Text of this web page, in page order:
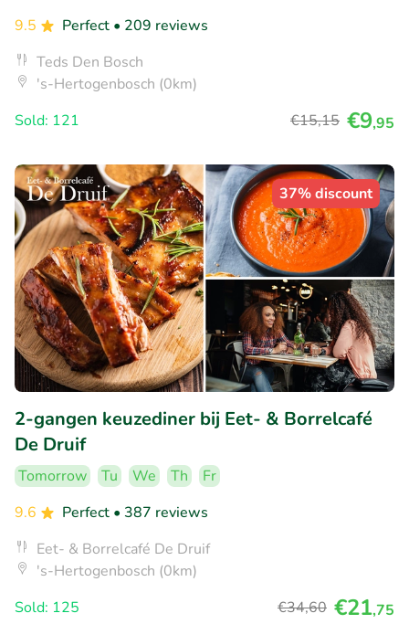
9.5
Perfect • 209 reviews
Teds Den Bosch
's-Hertogenbosch (0km)
Sold: 121
€15,15 €9,95
37% discount
2-gangen keuzediner bij Eet- & Borrelcafé
De Druif
Tomorrow Tu We Th
Fr
9.6
Perfect • 387 reviews
Eet- & Borrelcafé De Druif
's-Hertogenbosch (0km)
Sold: 125
€34,60 €21,75